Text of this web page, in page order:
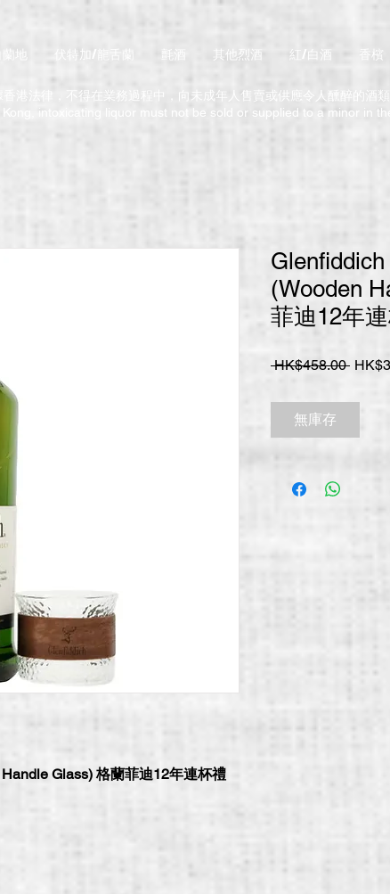
地 伏特加/龍舌蘭 氈酒 其他烈酒 紅/白酒 香檳
香港法律，不得在業務過程中，向未成年人售賣或供應令人醺醉的酒
Kong, intoxicating liquor must not be sold or supplied to a minor in
Glass) 格蘭菲迪12年連杯禮
(Wooden
菲迪12年
HK$458.00 一
價
無庫存